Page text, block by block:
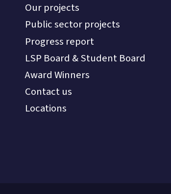
Our projects
Public sector projects
Progress report
LSP Board & Student Board
Award Winners
Contact us
Locations